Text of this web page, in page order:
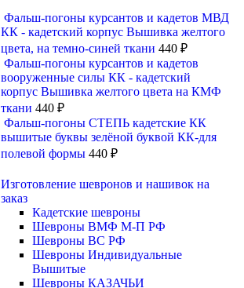
Фальш-погоны курсантов и кадетов МВД
КК - кадетский корпус Вышивка желтого
цвета, на темно-синей ткани 440 ₽
Фальш-погоны курсантов и кадетов
вооруженные силы КК - кадетский
корпус Вышивка желтого цвета на КМФ
ткани 440 ₽
Фальш-погоны СТЕПЬ кадетские КК
вышитые буквы зелёной буквой КК-для
полевой формы 440 ₽
Изготовление шевронов и нашивок на
заказ
Кадетские шевроны
Шевроны ВМФ М-П РФ
Шевроны ВС РФ
Шевроны Индивидуальные
Вышитые
Шевроны КАЗАЧЬИ